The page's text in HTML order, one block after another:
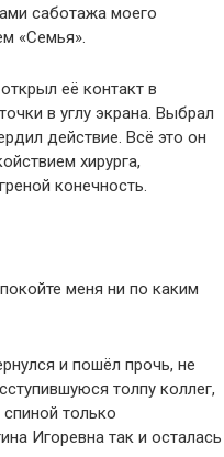
саботажа моего
«Семья».
её контакт в
в углу экрана. Выбрал
действие. Всё это он
хирурга,
конечность.
меня ни по каким
и пошёл прочь, не
толпу коллег,
только
Игоревна так и осталась